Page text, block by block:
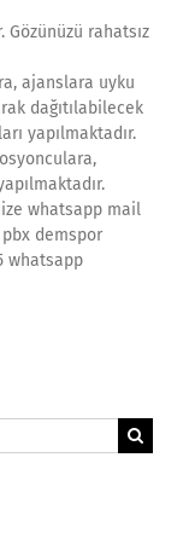
Gözünüzü rahatsız
ajanslara uyku
dağıtılabilecek
yapılmaktadır.
whatsapp mail
demspor
whatsapp